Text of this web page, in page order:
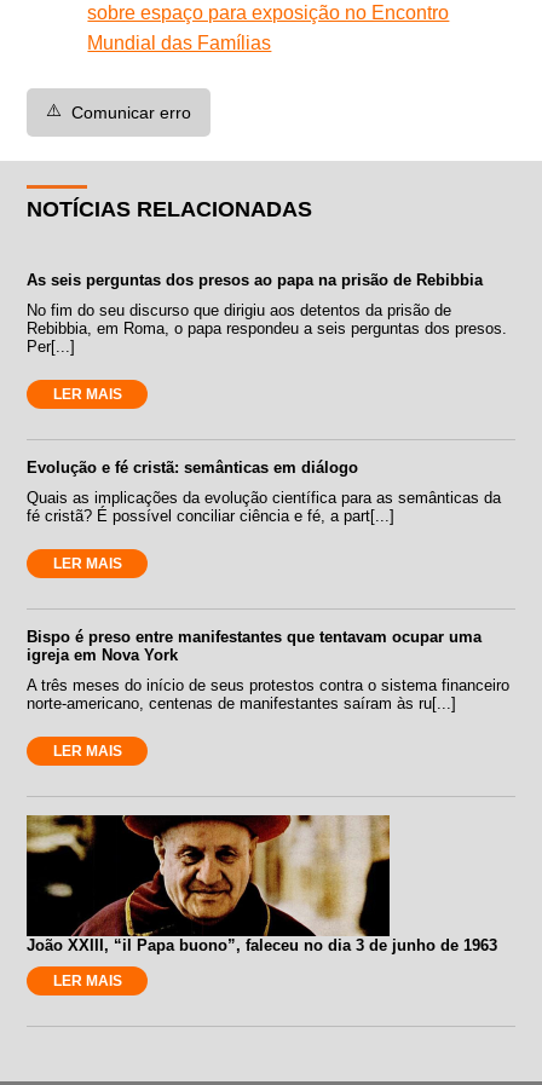
sobre espaço para exposição no Encontro
Mundial das Famílias
⚠️ Comunicar erro
NOTÍCIAS RELACIONADAS
As seis perguntas dos presos ao papa na prisão de Rebibbia
No fim do seu discurso que dirigiu aos detentos da prisão de
Rebibbia, em Roma, o papa respondeu a seis perguntas dos presos.
Per[...]
LER MAIS
Evolução e fé cristã: semânticas em diálogo
Quais as implicações da evolução científica para as semânticas da
fé cristã? É possível conciliar ciência e fé, a part[...]
LER MAIS
Bispo é preso entre manifestantes que tentavam ocupar uma
igreja em Nova York
A três meses do início de seus protestos contra o sistema financeiro
norte-americano, centenas de manifestantes saíram às ru[...]
LER MAIS
João XXIII, “il Papa buono”, faleceu no dia 3 de junho de 1963
LER MAIS